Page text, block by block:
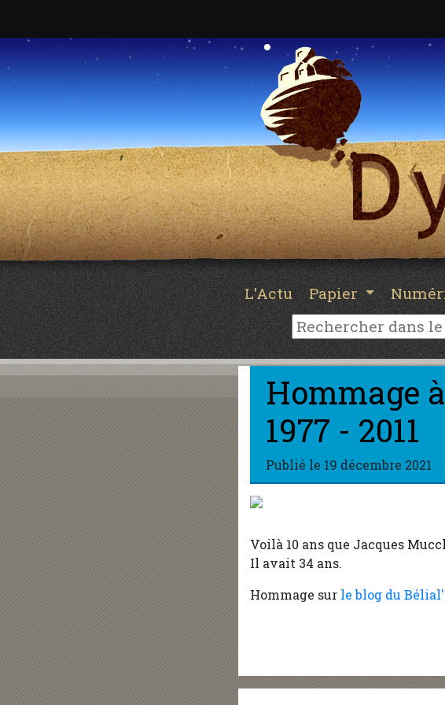
L'Actu Papier
Hommage
1977 - 2011
Publié le 19 décembre 2021
Voilà 10 ans que Jacques
Il avait 34 ans.
Hommage sur le blog du Bélial'